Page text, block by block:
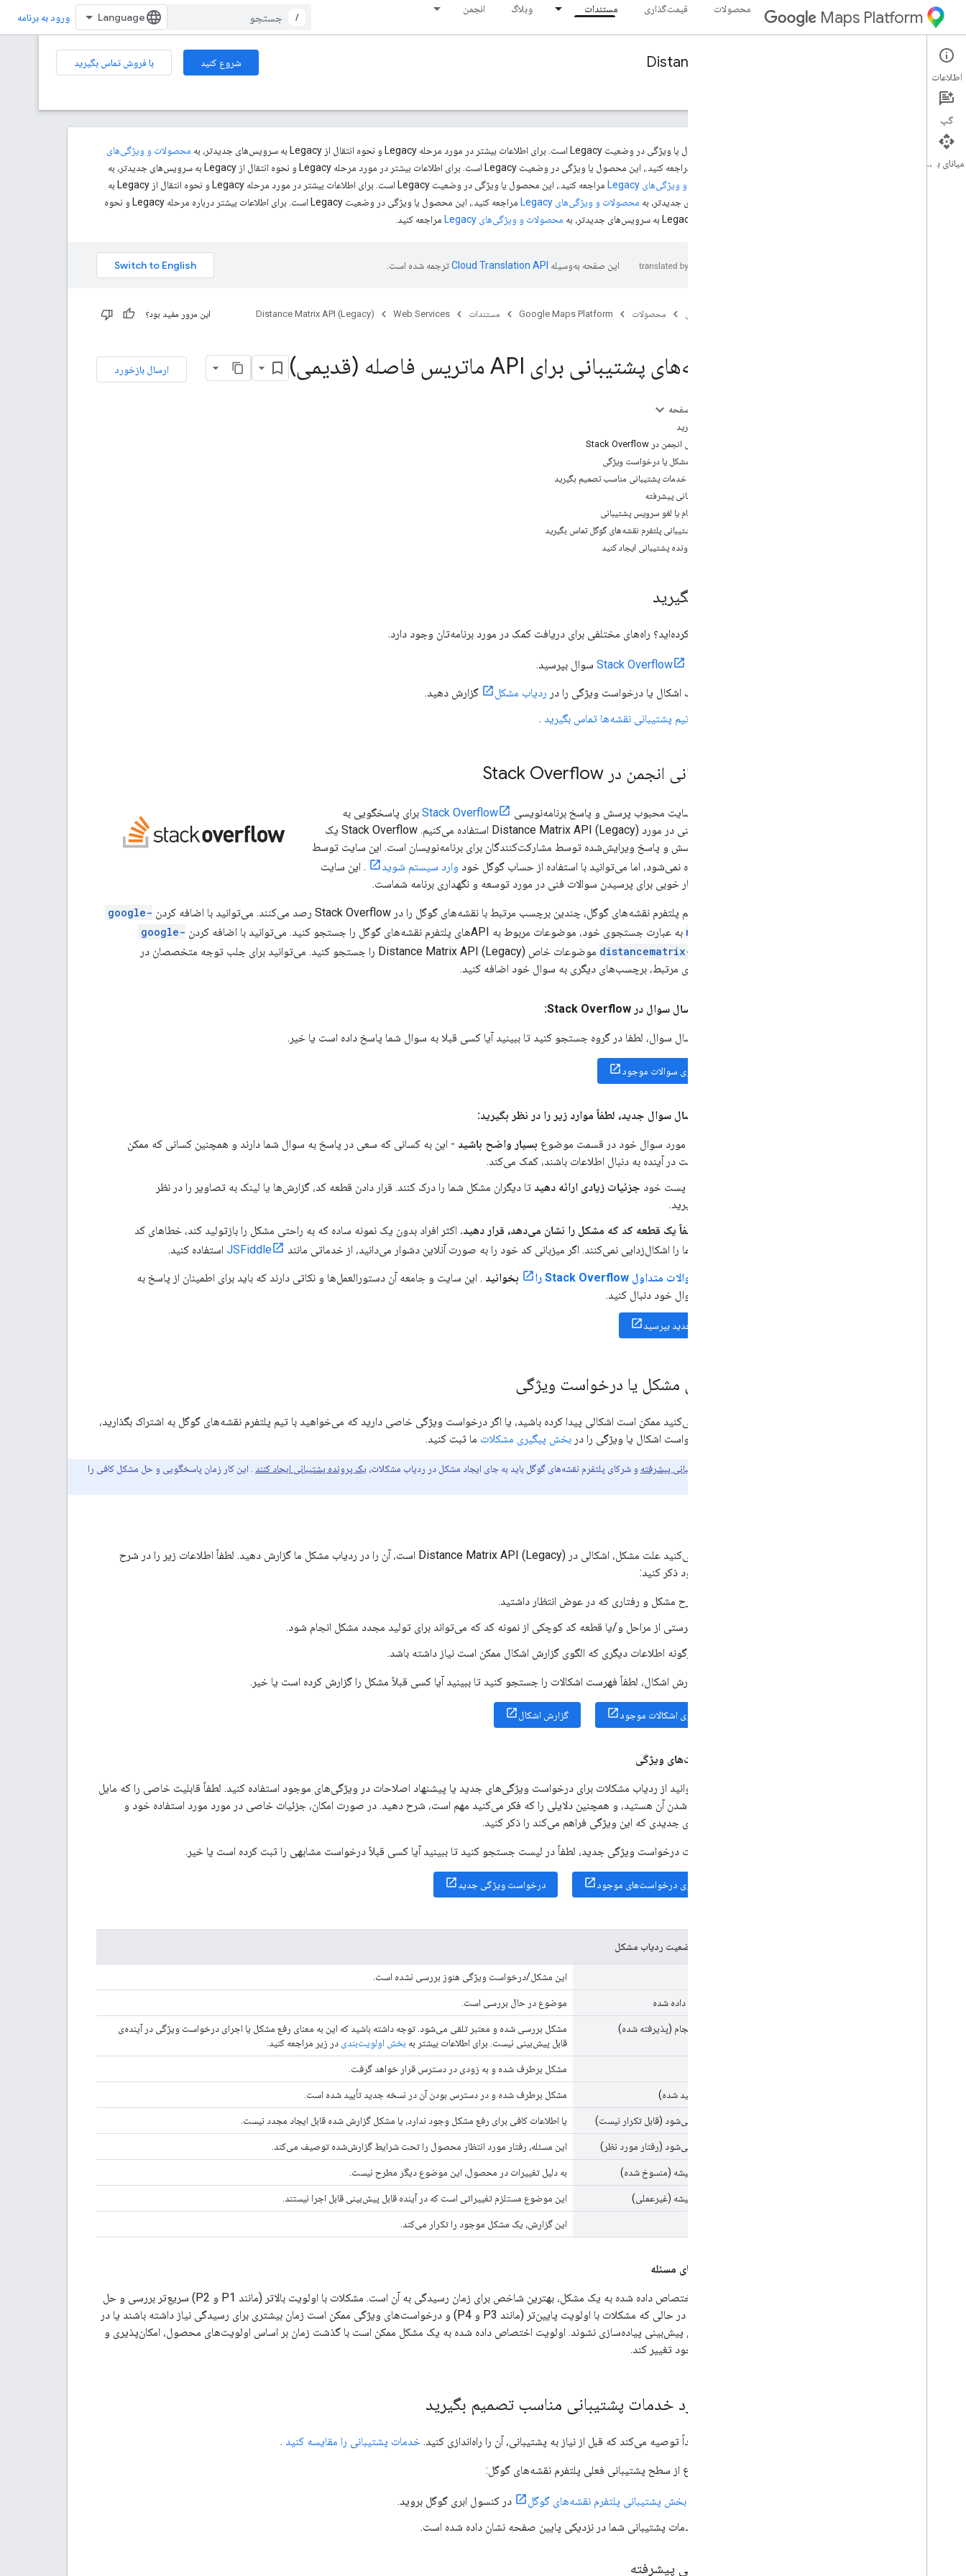
Maps Platform محصولات قیمت‌گذاری مستندات وبلاگ انجمن
/ ورود به برنامه
Web Services
Distance Matrix API (Legacy) شروع کنید
با فروش تماس بگیرید
راهنما
این محصول یا ویژگی در وضعیت Legacy است. برای اطلاعات بیشتر در مورد مرحله Legacy و نحوه انتقال از Legacy به سرویس‌های جدیدتر، به
محصولات و ویژگی‌های
مراجعه کنید.، این محصول یا ویژگی در وضعیت Legacy است. برای اطلاعات بیشتر در مورد مرحله Legacy و نحوه انتقال از Legacy به سرویس‌های جدیدتر، به
محصولات و ویژگی‌های Legacy
مراجعه کنید.، این محصول یا ویژگی در وضعیت Legacy است. برای اطلاعات بیشتر در مورد مرحله Legacy و نحوه انتقال از Legacy به
سرویس‌های جدیدتر، به محصولات و ویژگی‌های Legacy
مراجعه کنید.، این محصول یا ویژگی در وضعیت Legacy است. برای اطلاعات بیشتر درباره مرحله Legacy و نحوه
محصولات و ویژگی‌های Legacy مراجعه کنید.
این صفحه به‌وسیله ترجمه شده است.
صفحه اصلی محصولات Google Maps Platform مستندات Web Services
Distance Matrix API (Legacy)
این مرور مفید بود؟
ارسال بازخورد گزینه‌های پشتیبانی برای API ماتریس فاصله (قدیمی)
در این صفحه
کمک بگیرید
پشتیبانی انجمن در Stack Overflow
گزارش مشکل یا درخواست ویژگی
در مورد خدمات پشتیبانی مناسب تصمیم بگیرید
پشتیبانی پیشرفته
ثبت نام یا لغو سرویس پشتیبانی
با تیم پشتیبانی پلتفرم نقشه‌های گوگل تماس بگیرید
یک پرونده پشتیبانی ایجاد کنید
کمک بگیرید
کمی گیر کرده‌اید؟ راه‌های مختلفی برای دریافت کمک در مورد برنامه‌تان وجود دارد.
Stack Overflow سوال بپرسید.
یک اشکال یا درخواست ویژگی را در ردیاب مشکل
گزارش دهید.
با تیم پشتیبانی نقشه‌ها تماس بگیرید .
پشتیبانی انجمن در Stack Overflow
ما از وب‌سایت محبوب پرسش و پاسخ برنامه‌نویسی Stack Overflow برای پاسخگویی به
سوالات فنی در مورد Distance Matrix API (Legacy) استفاده می‌کنیم. Stack Overflow یک
سایت پرسش و پاسخ ویرایش‌شده توسط مشارکت‌کنندگان برای برنامه‌نویسان است. این سایت توسط
گوگل اداره نمی‌شود، اما می‌توانید با استفاده از حساب گوگل خود وارد سیستم شوید
. این سایت
مکان بسیار خوبی برای پرسیدن سوالات فنی در مورد توسعه و نگهداری برنامه شماست.
اعضای تیم پلتفرم نقشه‌های گوگل، چندین برچسب مرتبط با نقشه‌های گوگل را در Stack Overflow رصد می‌کنند. می‌توانید با اضافه کردن
google-
maps به عبارت جستجوی خود، موضوعات مربوط به APIهای پلتفرم نقشه‌های گوگل را جستجو کنید. می‌توانید با اضافه کردن
google-
distancematrix-api
موضوعات خاص Distance Matrix API (Legacy) را جستجو کنید. می‌توانید برای جلب توجه متخصصان در
فناوری‌های مرتبط، برچسب‌های دیگری به سوال خود اضافه کنید.
قبل از ارسال سوال در Stack Overflow:
قبل از ارسال سوال، لطفا در گروه جستجو کنید تا ببینید آیا کسی قبلا به سوال شما پاسخ داده است یا خیر.
جستجوی سوالات موجود
هنگام ارسال سوال جدید، لطفاً موارد زیر را در نظر بگیرید:
در مورد سوال خود در قسمت موضوع بسیار واضح باشید - این به کسانی که سعی در پاسخ به سوال شما دارند و همچنین کسانی که ممکن
است در آینده به دنبال اطلاعات باشند، کمک می‌کند.
در پست خود جزئیات زیادی ارائه دهید تا دیگران مشکل شما را درک کنند. قرار دادن قطعه کد، گزارش‌ها یا لینک به تصاویر را در نظر
بگیرید.
لطفاً یک قطعه کد که مشکل را نشان می‌دهد، قرار دهید. اکثر افراد بدون یک نمونه ساده که به راحتی مشکل را بازتولید کند، خطاهای کد
شما را اشکال‌زدایی نمی‌کنند. اگر میزبانی کد خود را به صورت آنلاین دشوار می‌دانید، از خدماتی مانند
JSFiddle استفاده کنید.
سوالات متداول Stack Overflow را بخوانید . این سایت و جامعه آن دستورالعمل‌ها و نکاتی دارند که باید برای اطمینان از پاسخ به
سوال خود دنبال کنید.
سوال جدید بپرسید
گزارش مشکل یا درخواست ویژگی
اگر فکر می‌کنید ممکن است اشکالی پیدا کرده باشید، یا اگر درخواست ویژگی خاصی دارید که می‌خواهید با تیم پلتفرم نقشه‌های گوگل به اشتراک بگذارید،
لطفاً درخواست اشکال یا ویژگی را در بخش پیگیری مشکلات ما ثبت کنید.
پشتیبانی پیشرفته و شرکای پلتفرم نقشه‌های گوگل باید به جای ایجاد مشکل در ردیاب مشکلات، یک پرونده پشتیبانی ایجاد کنند . این کار زمان پاسخگویی و حل مشکل کافی را
اگر فکر می‌کنید علت مشکل، اشکالی در Distance Matrix API (Legacy) است، آن را در ردیاب مشکل ما گزارش دهید. لطفاً اطلاعات زیر را در شرح
اشکال خود ذکر کنید:
شرح مشکل و رفتاری که در عوض انتظار داشتید.
فهرستی از مراحل و/یا قطعه کد کوچکی از نمونه کد که می‌تواند برای تولید مجدد مشکل انجام شود.
هرگونه اطلاعات دیگری که الگوی گزارش اشکال ممکن است نیاز داشته باشد.
قبل از گزارش اشکال، لطفاً فهرست اشکالات را جستجو کنید تا ببینید آیا کسی قبلاً مشکل را گزارش کرده است یا خیر.
جستجوی اشکالات موجود گزارش اشکال
درخواست‌های ویژگی
شما می‌توانید از ردیاب مشکلات برای درخواست ویژگی‌های جدید یا پیشنهاد اصلاحات در ویژگی‌های موجود استفاده کنید. لطفاً قابلیت خاصی را که مایل
به اضافه شدن آن هستید، و همچنین دلایلی را که فکر می‌کنید مهم است، شرح دهید. در صورت امکان، جزئیات خاصی در مورد مورد استفاده خود و
فرصت‌های جدیدی که این ویژگی فراهم می‌کند را ذکر کنید.
قبل از ثبت درخواست ویژگی جدید، لطفاً در لیست جستجو کنید تا ببینید آیا کسی قبلاً درخواست مشابهی را ثبت کرده است یا خیر.
جستجوی درخواست‌های موجود درخواست ویژگی جدید
کدهای وضعیت ردیاب مشکل
این مشکل/درخواست ویژگی هنوز بررسی نشده است.
اختصاص داده شده موضوع در حال بررسی است.
در حال انجام (پذیرفته شده)
مشکل بررسی شده و معتبر تلقی می‌شود. توجه داشته باشید که این به معنای رفع مشکل یا اجرای درخواست ویژگی در آینده‌ی
قابل پیش‌بینی نیست. برای اطلاعات بیشتر به بخش اولویت‌بندی در زیر مراجعه کنید.
مشکل برطرف شده و به زودی در دسترس قرار خواهد گرفت.
ثابت (تأیید شده) مشکل برطرف شده و در دسترس بودن آن در نسخه جدید تأیید شده است.
درست نمی‌شود (قابل تکرار نیست) یا اطلاعات کافی برای رفع مشکل وجود ندارد، یا مشکل گزارش شده قابل ایجاد مجدد نیست.
درست نمی‌شود (رفتار مورد نظر) این مسئله، رفتار مورد انتظار محصول را تحت شرایط گزارش‌شده توصیف می‌کند.
درست نمیشه (منسوخ شده) به دلیل تغییرات در محصول، این موضوع دیگر مطرح نیست.
درست نمیشه (غیرعملی) این موضوع مستلزم تغییراتی است که در آینده قابل پیش‌بینی قابل اجرا نیستند.
این گزارش، یک مشکل موجود را تکرار می‌کند.
اولویت‌های مسئله
اولویت اختصاص داده شده به یک مشکل، بهترین شاخص برای زمان رسیدگی به آن است. مشکلات با اولویت بالاتر (مانند P1 و P2) سریع‌تر بررسی و حل
می‌شوند، در حالی که مشکلات با اولویت پایین‌تر (مانند P3 و P4) و درخواست‌های ویژگی ممکن است زمان بیشتری برای رسیدگی نیاز داشته باشند یا در
آینده قابل پیش‌بینی پیاده‌سازی نشوند. اولویت اختصاص داده شده به یک مشکل ممکن است با گذشت زمان بر اساس اولویت‌های محصول، امکان‌پذیری و
منابع موجود تغییر کند.
در مورد خدمات پشتیبانی مناسب تصمیم بگیرید
گوگل اکیداً توصیه می‌کند که قبل از نیاز به پشتیبانی، آن را راه‌اندازی کنید. خدمات پشتیبانی را مقایسه کنید .
برای اطلاع از سطح پشتیبانی فعلی پلتفرم نقشه‌های گوگل:
بخش پشتیبانی پلتفرم نقشه‌های گوگل
در کنسول ابری گوگل بروید.
خدمات پشتیبانی شما در نزدیکی پایین صفحه نشان داده شده است.
پشتیبانی پیشرفته
اطلاعات
گپ
میانای برنامه‌سازی کاربردی